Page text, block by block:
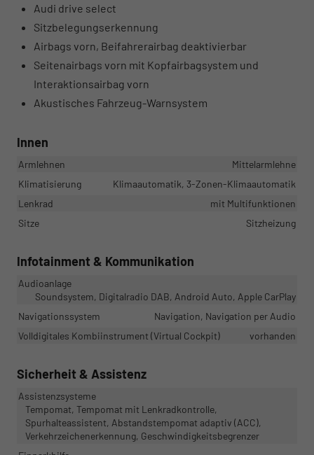
Audi drive select
Sitzbelegungserkennung
Airbags vorn, Beifahrerairbag deaktivierbar
Seitenairbags vorn mit Kopfairbagsystem und
Interaktionsairbag vorn
Akustisches Fahrzeug-Warnsystem
Innen
Armlehnen
Mittelarmlehne
Klimatisierung
Klimaautomatik, 3-Zonen-Klimaautomatik
Lenkrad
mit Multifunktionen
Sitze
Sitzheizung
Infotainment & Kommunikation
Audioanlage
Soundsystem, Digitalradio DAB, Android Auto, Apple CarPlay
Navigationssystem
Navigation, Navigation per Audio
Volldigitales Kombiinstrument (Virtual Cockpit)
vorhanden
Sicherheit & Assistenz
Assistenzsysteme
Tempomat, Tempomat mit Lenkradkontrolle,
Spurhalteassistent, Abstandstempomat adaptiv (ACC),
Verkehrzeichenerkennung, Geschwindigkeitsbegrenzer